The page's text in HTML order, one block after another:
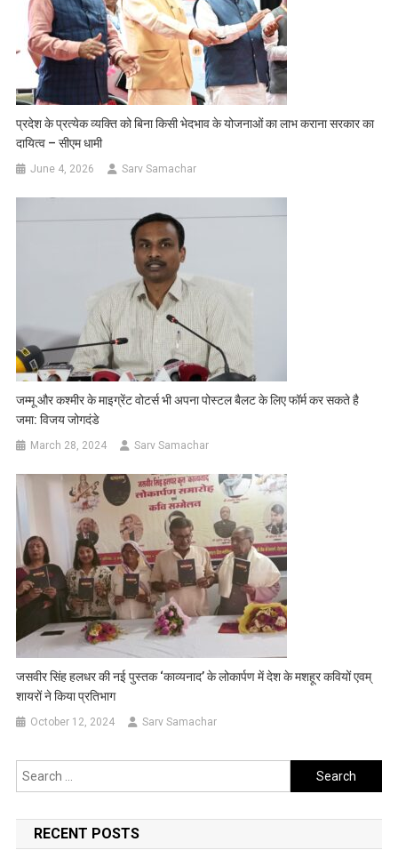
प्रदेश के प्रत्येक व्यक्ति को बिना किसी भेदभाव के योजनाओं का लाभ कराना सरकार का
दायित्व – सीएम धामी
June 4, 2026 Sarv Samachar
जम्मू और कश्मीर के माइग्रेंट वोटर्स भी अपना पोस्टल बैलट के लिए फॉर्म कर सकते है
जमा: विजय जोगदंडे
March 28, 2024 Sarv Samachar
जसवीर सिंह हलधर की नई पुस्तक ‘काव्यनाद’ के लोकार्पण में देश के मशहूर कवियों एवम्
शायरों ने किया प्रतिभाग
October 12, 2024 Sarv Samachar
Search
for:
RECENT POSTS